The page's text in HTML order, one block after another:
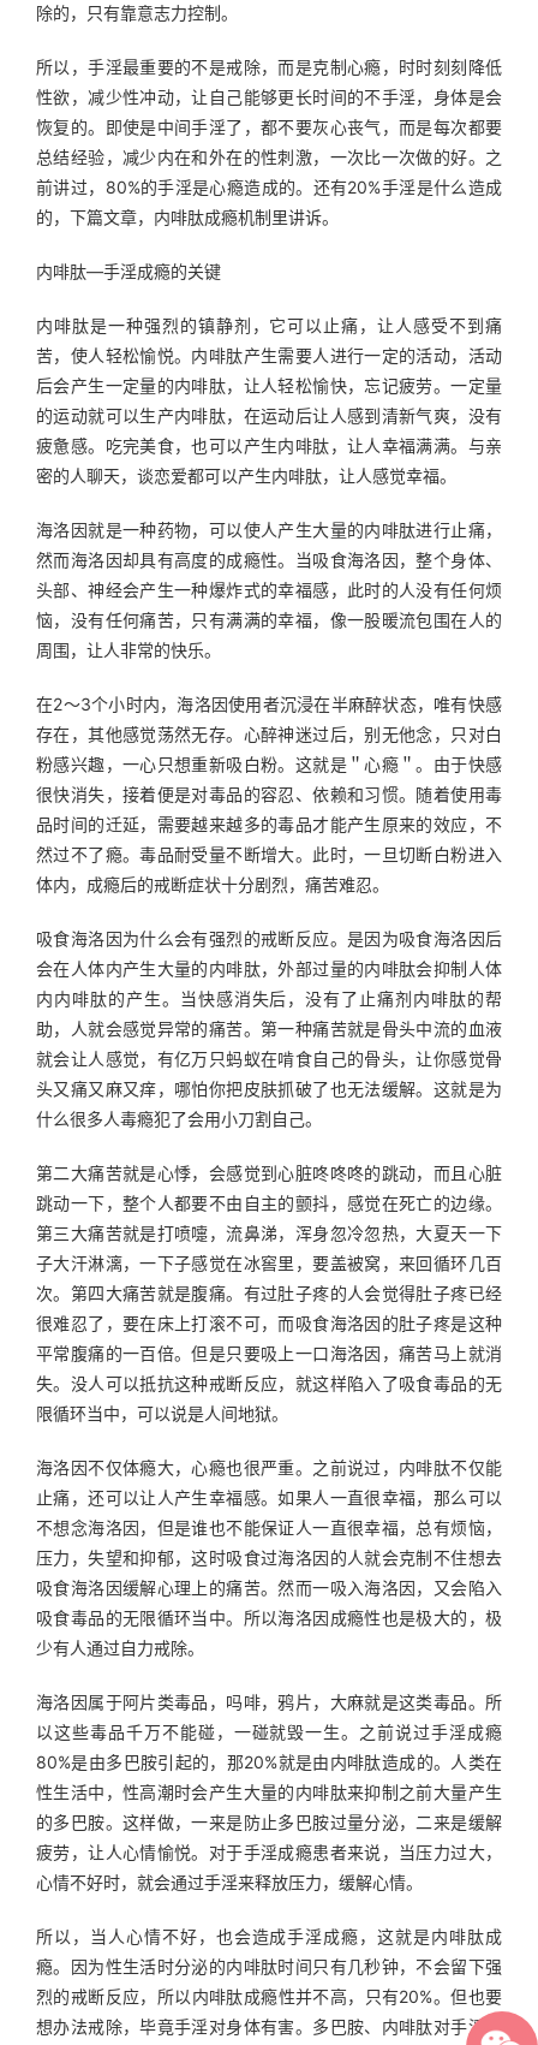
除的，只有靠意志力控制。
所以，手淫最重要的不是戒除，而是克制心瘾，时时刻刻降低
性欲，减少性冲动，让自己能够更长时间的不手淫，身体是会
恢复的。即使是中间手淫了，都不要灰心丧气，而是每次都要
总结经验，减少内在和外在的性刺激，一次比一次做的好。之
前讲过，80%的手淫是心瘾造成的。还有20%手淫是什么造成
的，下篇文章，内啡肽成瘾机制里讲诉。
内啡肽—手淫成瘾的关键
内啡肽是一种强烈的镇静剂，它可以止痛，让人感受不到痛
苦，使人轻松愉悦。内啡肽产生需要人进行一定的活动，活动
后会产生一定量的内啡肽，让人轻松愉快，忘记疲劳。一定量
的运动就可以生产内啡肽，在运动后让人感到清新气爽，没有
疲惫感。吃完美食，也可以产生内啡肽，让人幸福满满。与亲
密的人聊天，谈恋爱都可以产生内啡肽，让人感觉幸福。
海洛因就是一种药物，可以使人产生大量的内啡肽进行止痛，
然而海洛因却具有高度的成瘾性。当吸食海洛因，整个身体、
头部、神经会产生一种爆炸式的幸福感，此时的人没有任何烦
恼，没有任何痛苦，只有满满的幸福，像一股暖流包围在人的
周围，让人非常的快乐。
在2～3个小时内，海洛因使用者沉浸在半麻醉状态，唯有快感
存在，其他感觉荡然无存。心醉神迷过后，别无他念，只对白
粉感兴趣，一心只想重新吸白粉。这就是＂心瘾＂。由于快感
很快消失，接着便是对毒品的容忍、依赖和习惯。随着使用毒
品时间的迁延，需要越来越多的毒品才能产生原来的效应，不
然过不了瘾。毒品耐受量不断增大。此时，一旦切断白粉进入
体内，成瘾后的戒断症状十分剧烈，痛苦难忍。
吸食海洛因为什么会有强烈的戒断反应。是因为吸食海洛因后
会在人体内产生大量的内啡肽，外部过量的内啡肽会抑制人体
内内啡肽的产生。当快感消失后，没有了止痛剂内啡肽的帮
助，人就会感觉异常的痛苦。第一种痛苦就是骨头中流的血液
就会让人感觉，有亿万只蚂蚁在啃食自己的骨头，让你感觉骨
头又痛又麻又痒，哪怕你把皮肤抓破了也无法缓解。这就是为
什么很多人毒瘾犯了会用小刀割自己。
第二大痛苦就是心悸，会感觉到心脏咚咚咚的跳动，而且心脏
跳动一下，整个人都要不由自主的颤抖，感觉在死亡的边缘。
第三大痛苦就是打喷嚏，流鼻涕，浑身忽冷忽热，大夏天一下
子大汗淋漓，一下子感觉在冰窖里，要盖被窝，来回循环几百
次。第四大痛苦就是腹痛。有过肚子疼的人会觉得肚子疼已经
很难忍了，要在床上打滚不可，而吸食海洛因的肚子疼是这种
平常腹痛的一百倍。但是只要吸上一口海洛因，痛苦马上就消
失。没人可以抵抗这种戒断反应，就这样陷入了吸食毒品的无
限循环当中，可以说是人间地狱。
海洛因不仅体瘾大，心瘾也很严重。之前说过，内啡肽不仅能
止痛，还可以让人产生幸福感。如果人一直很幸福，那么可以
不想念海洛因，但是谁也不能保证人一直很幸福，总有烦恼，
压力，失望和抑郁，这时吸食过海洛因的人就会克制不住想去
吸食海洛因缓解心理上的痛苦。然而一吸入海洛因，又会陷入
吸食毒品的无限循环当中。所以海洛因成瘾性也是极大的，极
少有人通过自力戒除。
海洛因属于阿片类毒品，吗啡，鸦片，大麻就是这类毒品。所
以这些毒品千万不能碰，一碰就毁一生。之前说过手淫成瘾
80%是由多巴胺引起的，那20%就是由内啡肽造成的。人类在
性生活中，性高潮时会产生大量的内啡肽来抑制之前大量产生
的多巴胺。这样做，一来是防止多巴胺过量分泌，二来是缓解
疲劳，让人心情愉悦。对于手淫成瘾患者来说，当压力过大，
心情不好时，就会通过手淫来释放压力，缓解心情。
所以，当人心情不好，也会造成手淫成瘾，这就是内啡肽成
瘾。因为性生活时分泌的内啡肽时间只有几秒钟，不会留下强
烈的戒断反应，所以内啡肽成瘾性并不高，只有20%。但也要
想办法戒除，毕竟手淫对身体有害。多巴胺、内啡肽对手淫的